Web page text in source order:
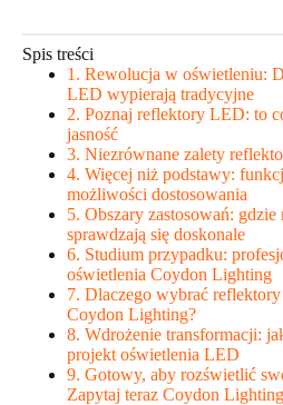
Spis treści
1. Rewolucja w oświetleniu:
LED wypierają tradycyjne
2. Poznaj reflektory LED: to
jasność
3. Niezrównane zalety
4. Więcej niż podstawy:
możliwości dostosowania
5. Obszary zastosowań:
sprawdzają się doskonale
6. Studium przypadku:
oświetlenia Coydon Lighting
7. Dlaczego wybrać
Coydon Lighting?
8. Wdrożenie transformacji:
projekt oświetlenia LED
9. Gotowy, aby rozświetlić
Zapytaj teraz Coydon